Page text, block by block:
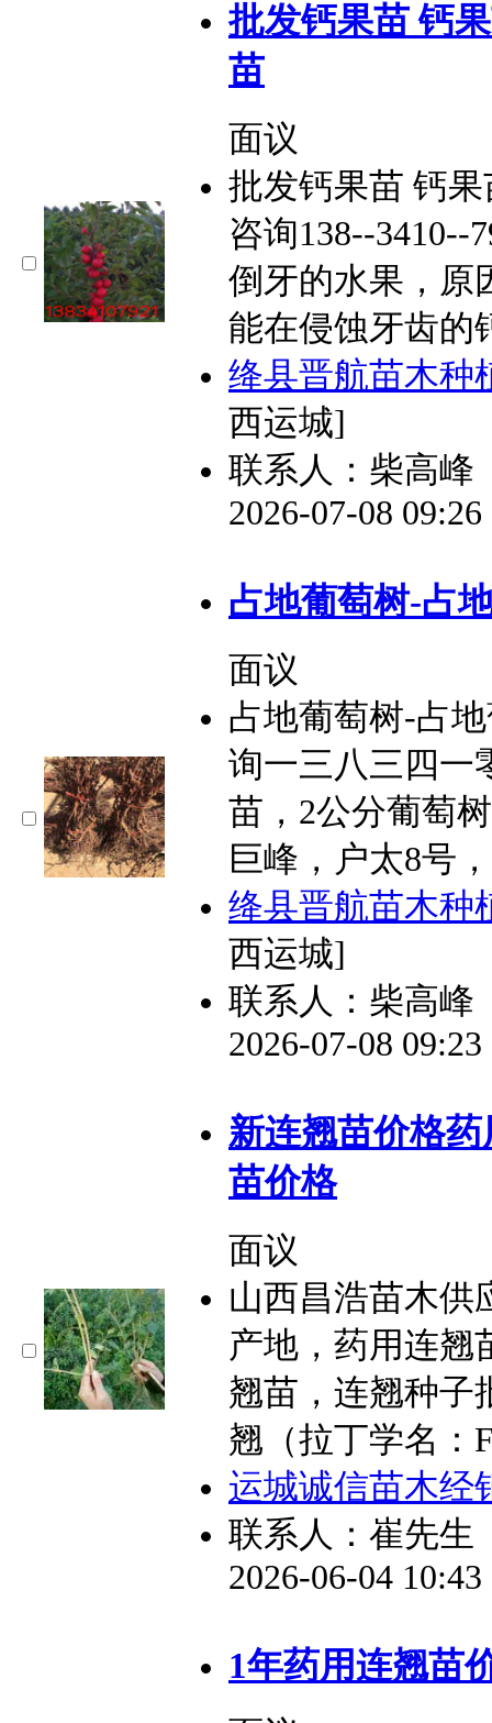
批发钙果苗 钙
苗
面议
批发钙果苗 钙
咨询138--3410--
倒牙的水果，原
能在侵蚀牙齿的
绛县晋航苗木种
西运城]
联系人：柴高峰
2026-07-08
占地葡萄树-占
面议
占地葡萄树-占
询一三八三四一
苗，2公分葡萄
巨峰，户太8号
绛县晋航苗木种
西运城]
联系人：柴高峰
2026-07-08
新连翘苗价格
苗价格
面议
山西昌浩苗木供
产地，药用连翘
翘苗，连翘种子
翘（拉丁学名：
运城诚信苗木经
联系人：崔先生
2026-06-04
1年药用连翘苗